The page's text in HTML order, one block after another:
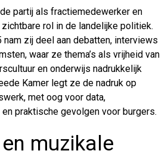
partij als fractiemedewerker en
rol in de landelijke politiek.
zij deel aan debatten, interviews
waar ze thema’s als vrijheid van
en onderwijs nadrukkelijk
Kamer legt ze de nadruk op
met oog voor data,
praktische gevolgen voor burgers.
muzikale